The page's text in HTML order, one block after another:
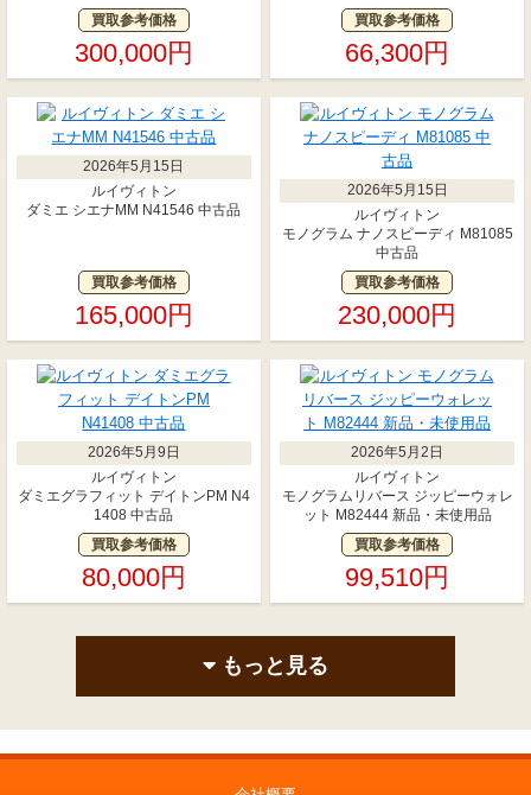
買取参考価格
300,000円
買取参考価格
66,300円
2026年5月15日
ルイヴィトン
ダミエ シエナMM N41546 中古品
買取参考価格
165,000円
2026年5月15日
ルイヴィトン
モノグラム ナノスピーディ M81085
中古品
買取参考価格
230,000円
2026年5月9日
ルイヴィトン
ダミエグラフィット デイトンPM N4
1408 中古品
買取参考価格
80,000円
2026年5月2日
ルイヴィトン
モノグラムリバース ジッピーウォレ
ット M82444 新品・未使用品
買取参考価格
99,510円
もっと見る